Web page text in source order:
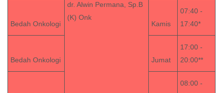
dr. Alwin Permana, Sp.B
(K) Onk
Bedah Onkologi Kamis
07:40 -
17:40*
Bedah Onkologi Jumat
17:00 -
20:00**
08:00 -